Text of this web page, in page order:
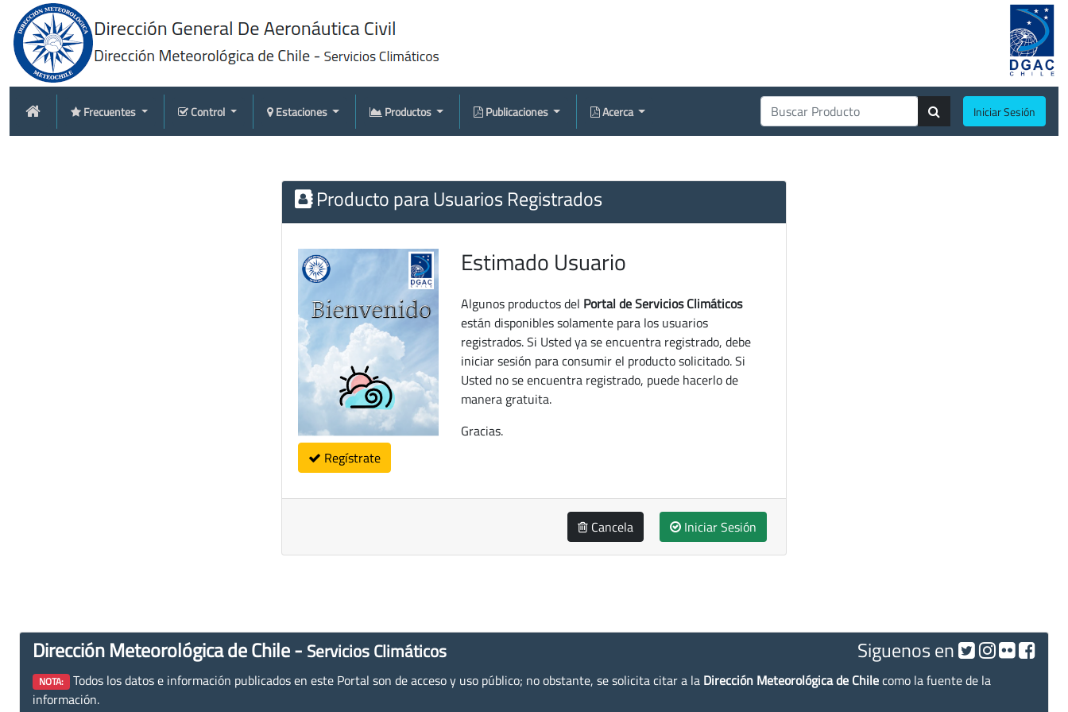
Frecuentes Control Estaciones Productos Publicaciones Acerca Iniciar Sesión
Producto para Usuarios Registrados
Regístrate
Estimado Usuario
Algunos productos del Portal de Servicios Climáticos
están disponibles solamente para los usuarios
registrados. Si Usted ya se encuentra registrado, debe
iniciar sesión para consumir el producto solicitado. Si
Usted no se encuentra registrado, puede hacerlo de
manera gratuita.
Gracias.
Cancela Iniciar Sesión
Dirección Meteorológica de Chile - Servicios Climáticos Siguenos en
NOTA: Todos los datos e información publicados en este Portal son de acceso y uso público; no obstante, se solicita citar a la Dirección Meteorológica de Chilecomo la fuente de la
información.